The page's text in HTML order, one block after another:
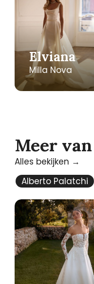
Elviana
Milla Nova
Meer
Alles bekijken →
Alberto Palatchi